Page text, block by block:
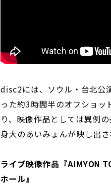
disc2には、ソウル・台北公
った約3時間半のオフショ
り、映像作品としては異例
身大のあいみょんが映し出さ
ライブ映像作品『AIMYON
ホール』